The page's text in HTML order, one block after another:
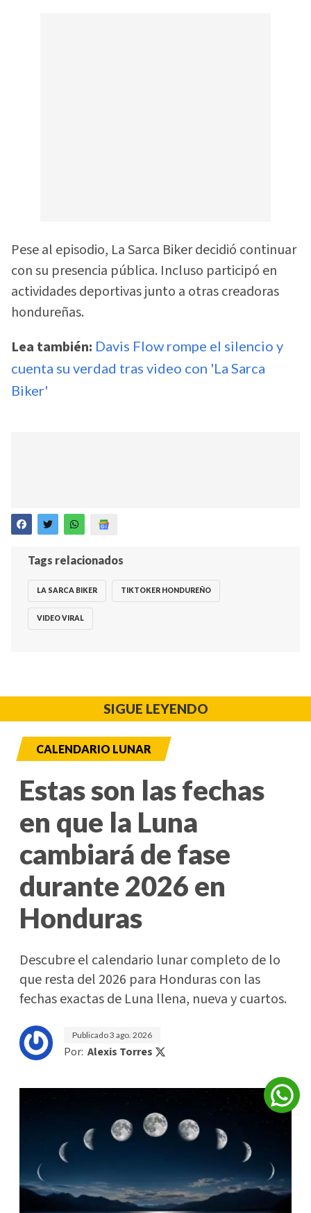
Pese al episodio, La Sarca Biker decidió continuar
con su presencia pública. Incluso participó en
actividades deportivas junto a otras creadoras
hondureñas.
Lea también: Davis Flow rompe el silencio y
cuenta su verdad tras video con 'La Sarca
Biker'
Tags relacionados
LA SARCA BIKER TIKTOKER HONDUREÑO
VIDEO VIRAL
SIGUE LEYENDO
CALENDARIO LUNAR
Estas son las fechas
en que la Luna
cambiará de fase
durante 2026 en
Honduras
Descubre el calendario lunar completo de lo
que resta del 2026 para Honduras con las
fechas exactas de Luna llena, nueva y cuartos.
Publicado3 ago. 2026
Por: Alexis Torres